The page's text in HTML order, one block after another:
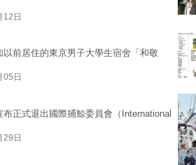
12日
前居住的東京男子大學生宿舍「和敬
05日
正式退出國際捕鯨委員會（International
29日